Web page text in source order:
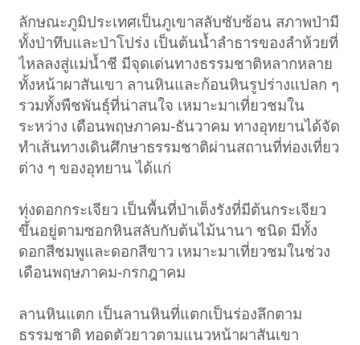
ลักษณะภูมิประเทศเป็นภูเขาสลับซับซ้อน สภาพป่ามี
ทั้งป่าทึบและป่าโปร่ง เป็นต้นน้ำลำธารของลำห้วยที่
ไหลลงสู่แม่น้ำชี มีจุดเด่นทางธรรมชาติหลากหลาย
ทั้งหน้าผาสันเขา ลานหินและก้อนหินรูปร่างแปลก ๆ
รวมทั้งพืชพันธุ์ที่น่าสนใจ เหมาะมาเที่ยวชมใน
ระหว่าง เดือนพฤษภาคม-ธันวาคม ทางอุทยานได้จัด
ทำเส้นทางเดินศึกษาธรรมชาติผ่านสถานที่ท่องเที่ยว
ต่าง ๆ ของอุทยาน ได้แก่
ทุ่งดอกกระเจียว เป็นพื้นที่ป่าเต็งรังที่มีต้นกระเจียว
ขึ้นอยู่ตามซอกหินสลับกับต้นไม้นานา ชนิด มีทั้ง
ดอกสีชมพูและดอกสีขาว เหมาะมาเที่ยวชมในช่วง
เดือนพฤษภาคม-กรกฎาคม
ลานหินแตก เป็นลานหินที่แตกเป็นร่องลึกตาม
ธรรมชาติ ทอดตัวยาวตามแนวหน้าผาสันเขา